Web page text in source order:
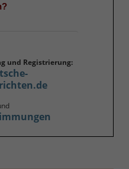
und Registrierung: